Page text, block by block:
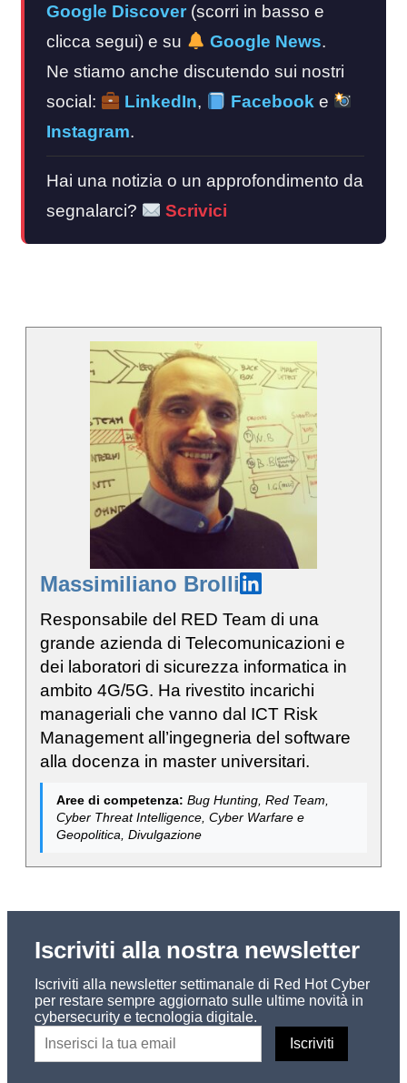
Google Discover (scorri in basso e
clicca segui) e su
Google News.
Ne stiamo anche discutendo sui nostri
social:
LinkedIn, Facebook e
Instagram.
Hai una notizia o un approfondimento da
segnalarci?
Scrivici
Massimiliano Brolli
Responsabile del RED Team di una
grande azienda di Telecomunicazioni e
dei laboratori di sicurezza informatica in
ambito 4G/5G. Ha rivestito incarichi
manageriali che vanno dal ICT Risk
Management all’ingegneria del software
alla docenza in master universitari.
Aree di competenza: Bug Hunting, Red Team,
Cyber Threat Intelligence, Cyber Warfare e
Geopolitica, Divulgazione
Iscriviti alla nostra newsletter
Iscriviti alla newsletter settimanale di Red Hot Cyber
per restare sempre aggiornato sulle ultime novità in
cybersecurity e tecnologia digitale.